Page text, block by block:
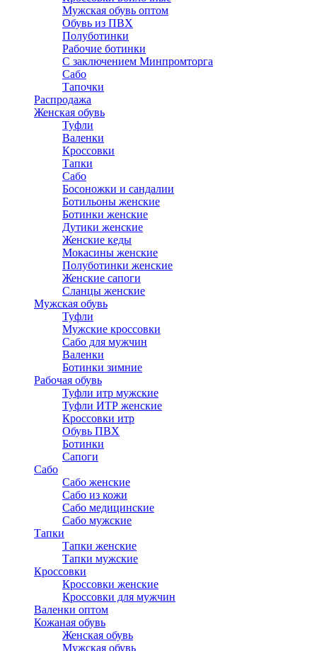
Мужская обувь оптом
Обувь из ПВХ
Полуботинки
Рабочие ботинки
С заключением Минпромторга
Сабо
Тапочки
Распродажа
Женская обувь
Туфли
Валенки
Кроссовки
Тапки
Сабо
Босоножки и сандалии
Ботильоны женские
Ботинки женские
Дутики женские
Женские кеды
Мокасины женские
Полуботинки женские
Женские сапоги
Сланцы женские
Мужская обувь
Туфли
Мужские кроссовки
Сабо для мужчин
Валенки
Ботинки зимние
Рабочая обувь
Туфли итр мужские
Туфли ИТР женские
Кроссовки итр
Обувь ПВХ
Ботинки
Сапоги
Сабо
Сабо женские
Сабо из кожи
Сабо медицинские
Сабо мужские
Тапки
Тапки женские
Тапки мужские
Кроссовки
Кроссовки женские
Кроссовки для мужчин
Валенки оптом
Кожаная обувь
Женская обувь
Мужская обувь